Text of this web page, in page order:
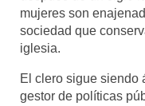
Aula Virtual
mujeres son
sociedad que
iglesia.
El clero sigue siendo
gestor de políticas